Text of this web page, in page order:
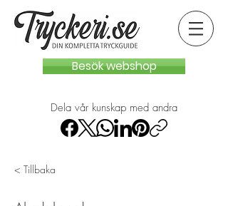
Besök webshop
Dela vår kunskap med andra
< Tillbaka